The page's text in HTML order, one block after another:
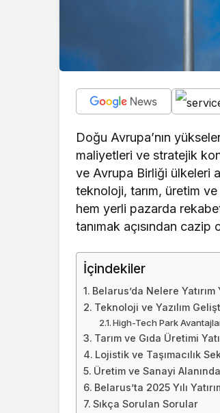
Doğu Avrupa’nın
maliyetleri ve stratejik
ve Avrupa Birliği ülkeleri
teknoloji, tarım, üretim ve
hem yerli pazarda
tanımak açısından cazip
İçindekiler
Belarus’da Nelere Yatırım
Teknoloji ve Yazılım
High-Tech Park
Tarım ve Gıda Üretimi
Lojistik ve Taşımacılık
Üretim ve Sanayi
Belarus’ta 2025 Yılı
Sıkça Sorulan Sorular